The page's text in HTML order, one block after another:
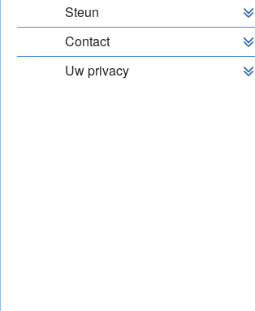
Steun
Contact
Uw privacy